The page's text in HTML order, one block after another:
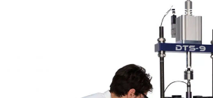
Laboratorio de Ensayos